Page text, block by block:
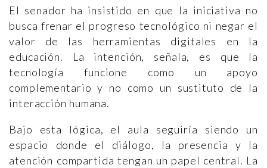
El senador ha insistido en que la iniciativa no
busca frenar el progreso tecnológico ni negar el
valor de las herramientas digitales en la
educación. La intención, señala, es que la
tecnología funcione como un apoyo
complementario y no como un sustituto de la
interacción humana.
Bajo esta lógica, el aula seguiría siendo un
espacio donde el diálogo, la presencia y la
atención compartida tengan un papel central. La